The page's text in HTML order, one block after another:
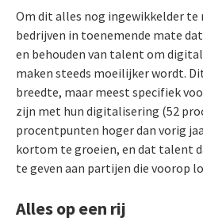
Om dit alles nog ingewikkelder
bedrijven in toenemende mate
en behouden van talent om
maken steeds moeilijker wordt.
breedte, maar meest specifiek
zijn met hun digitalisering (52
procentpunten hoger dan vorig
kortom te groeien, en dat talent
te geven aan partijen die voorop
Alles op een rij